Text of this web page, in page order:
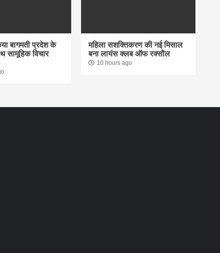
बागमती प्रदेश के
सामूहिक विचार
महिला सशक्तिकरण की नई मिसाल
बना लायंस क्लब ऑफ रक्सौल
10 hours ago